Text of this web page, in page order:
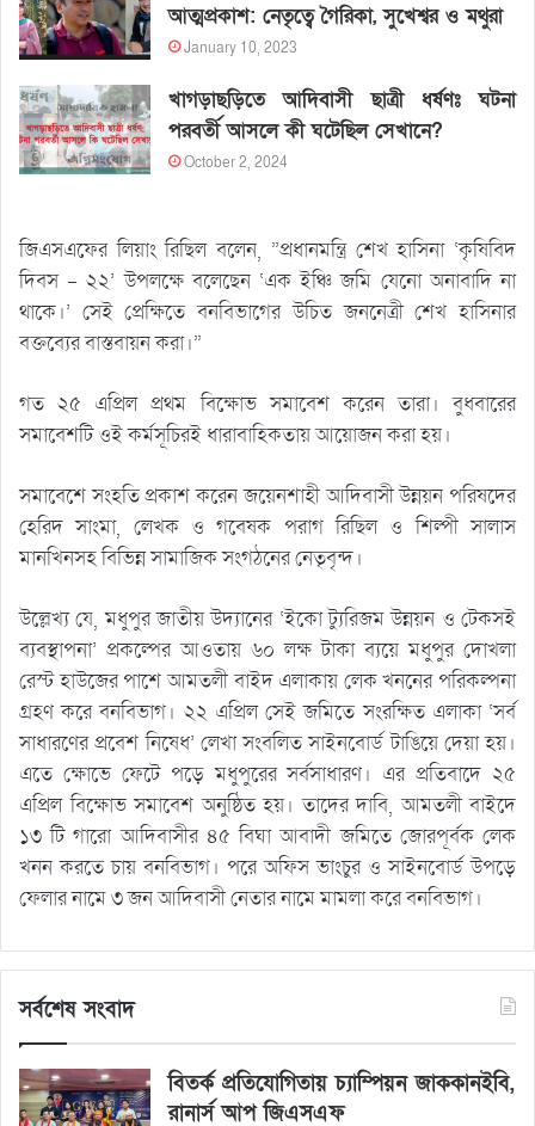
আত্মপ্রকাশ: নেতৃত্বে গৈরিকা, সুখেশ্বর ও মথুরা
January 10, 2023
খাগড়াছড়িতে আদিবাসী ছাত্রী ধর্ষণঃ ঘটনা
পরবর্তী আসলে কী ঘটেছিল সেখানে?
October 2, 2024
জিএসএফের লিয়াং রিছিল বলেন, ”প্রধানমন্ত্রি শেখ হাসিনা ‘কৃষিবিদ
দিবস – ২২’ উপলক্ষে বলেছেন ‘এক ইঞ্চি জমি যেনো অনাবাদি না
থাকে।’ সেই প্রেক্ষিতে বনবিভাগের উচিত জননেত্রী শেখ হাসিনার
বক্তব্যের বাস্তবায়ন করা।”
গত ২৫ এপ্রিল প্রথম বিক্ষোভ সমাবেশ করেন তারা। বুধবারের
সমাবেশটি ওই কর্মসূচিরই ধারাবাহিকতায় আয়োজন করা হয়।
সমাবেশে সংহতি প্রকাশ করেন জয়েনশাহী আদিবাসী উন্নয়ন পরিষদের
হেরিদ সাংমা, লেখক ও গবেষক পরাগ রিছিল ও শিল্পী সালাস
মানখিনসহ বিভিন্ন সামাজিক সংগঠনের নেতৃবৃন্দ।
উল্লেখ্য যে, মধুপুর জাতীয় উদ্যানের ‘ইকো ট্যুরিজম উন্নয়ন ও টেকসই
ব্যবস্থাপনা’ প্রকল্পের আওতায় ৬০ লক্ষ টাকা ব্যয়ে মধুপুর দোখলা
রেস্ট হাউজের পাশে আমতলী বাইদ এলাকায় লেক খননের পরিকল্পনা
গ্রহণ করে বনবিভাগ। ২২ এপ্রিল সেই জমিতে সংরক্ষিত এলাকা ‘সর্ব
সাধারণের প্রবেশ নিষেধ’ লেখা সংবলিত সাইনবোর্ড টাঙিয়ে দেয়া হয়।
এতে ক্ষোভে ফেটে পড়ে মধুপুরের সর্বসাধারণ। এর প্রতিবাদে ২৫
এপ্রিল বিক্ষোভ সমাবেশ অনুষ্ঠিত হয়। তাদের দাবি, আমতলী বাইদে
১৩ টি গারো আদিবাসীর ৪৫ বিঘা আবাদী জমিতে জোরপূর্বক লেক
খনন করতে চায় বনবিভাগ। পরে অফিস ভাংচুর ও সাইনবোর্ড উপড়ে
ফেলার নামে ৩ জন আদিবাসী নেতার নামে মামলা করে বনবিভাগ।
সর্বশেষ সংবাদ
বিতর্ক প্রতিযোগিতায় চ্যাম্পিয়ন জাককানইবি,
রানার্স আপ জিএসএফ